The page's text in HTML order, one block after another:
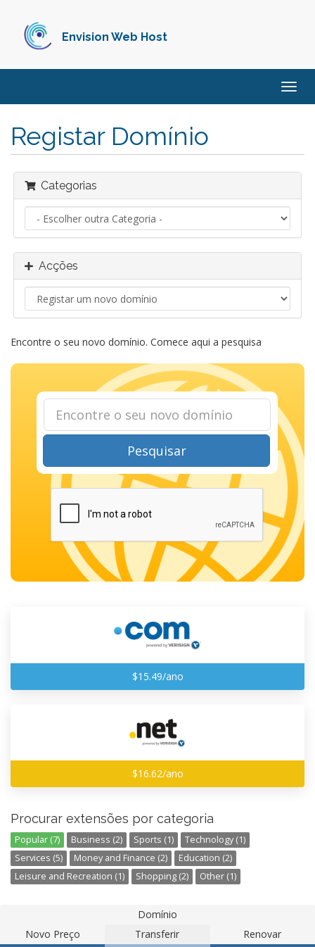
Envision Web Host
Registar Domínio
Categorias
Acções
Encontre o seu novo domínio. Comece aqui a pesquisa
Pesquisar
$15.49/ano
$16.62/ano
Procurar extensões por categoria
Popular (7) Business (2) Sports (1)
Technology (1)
Services (5)
Money and Finance (2)
Education (2)
Leisure and Recreation (1)
Shopping (2) Other (1)
Domínio
Novo Preço
Transferir Renovar